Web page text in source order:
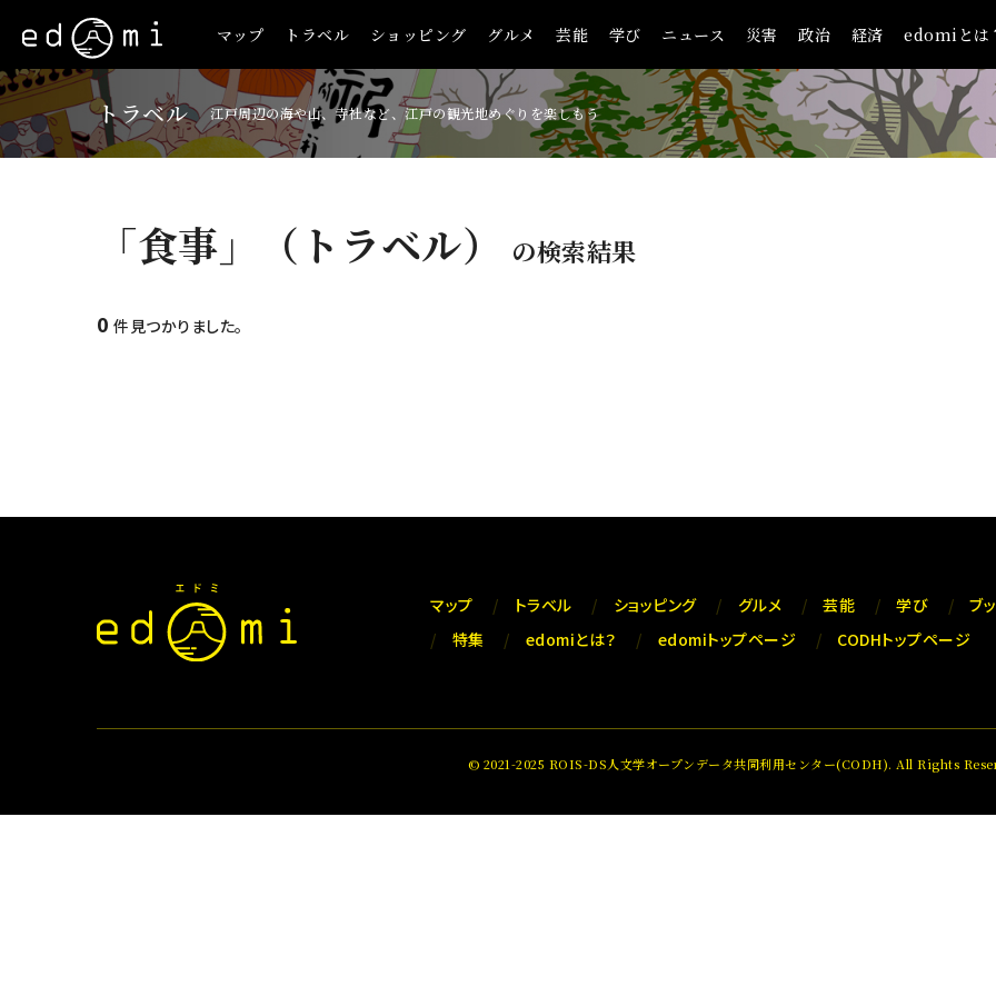
マップ トラベル ショッピング グルメ 芸能 学び ニュース 災害 政治 経済 edomiとは
トラベル 江戸周辺の海や山、寺社など、江戸の観光地めぐりを楽しもう
「食事」（トラベル） の検索結果
0 件見つかりました。
マップ トラベル ショッピング グルメ 芸能 学び
ブ
特集
edomiとは？ edomiトップページ CODHトップページ
© 2021-2025 ROIS-DS人文学オープンデータ共同利用センター(CODH). All Rights